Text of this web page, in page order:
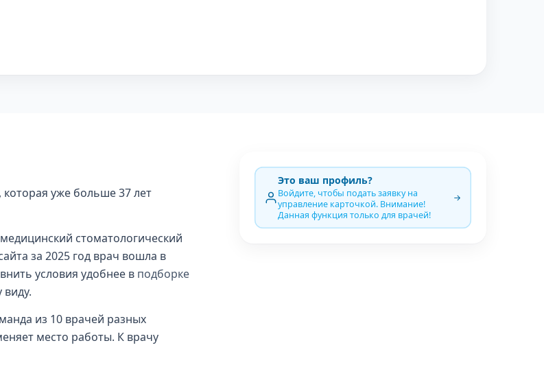
уже больше 37 лет
стоматологический
за 2025 год врач вошла в
условия удобнее в подборке
из 10 врачей разных
место работы. К врачу
Это ваш профиль?
Войдите, чтобы подать заявку на
управление карточкой. Внимание!
Данная функция только для врачей!